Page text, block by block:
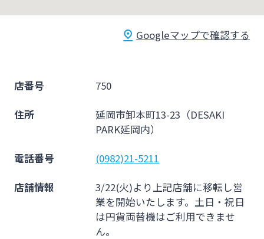
宮崎銀行について
ニュースリリース一覧
お問い合わせ先一覧
Googleマップで確認する
店番号 750
住所
延岡市卸本町13-23（DESAKI
PARK延岡内）
電話番号 (0982)21-5211
店舗情報
3/22(火)より上記店舗に移転し営
業を開始いたします。土日・祝日
は円貨両替機はご利用できませ
ん。